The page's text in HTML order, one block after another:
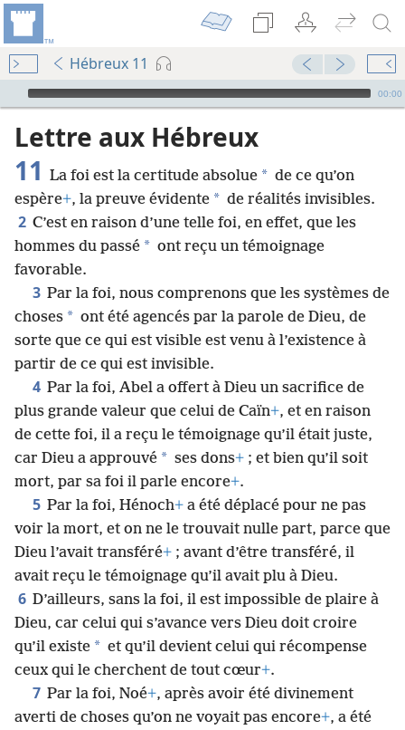
Hébreux 11
Audio Player
00:00
Lettre aux Hébreux
11 La foi est la certitude absolue * de ce qu’on
espère+, la preuve évidente * de réalités invisibles.
2 C’est en raison d’une telle foi, en effet, que les
hommes du passé * ont reçu un témoignage
favorable.
3 Par la foi, nous comprenons que les systèmes de
choses * ont été agencés par la parole de Dieu, de
sorte que ce qui est visible est venu à l’existence à
partir de ce qui est invisible.
4 Par la foi, Abel a offert à Dieu un sacrifice de
plus grande valeur que celui de Caïn+, et en raison
de cette foi, il a reçu le témoignage qu’il était juste,
car Dieu a approuvé * ses dons+ ; et bien qu’il soit
mort, par sa foi il parle encore+.
5 Par la foi, Hénoch+ a été déplacé pour ne pas
voir la mort, et on ne le trouvait nulle part, parce que
Dieu l’avait transféré+ ; avant d’être transféré, il
avait reçu le témoignage qu’il avait plu à Dieu.
6 D’ailleurs, sans la foi, il est impossible de plaire à
Dieu, car celui qui s’avance vers Dieu doit croire
qu’il existe * et qu’il devient celui qui récompense
ceux qui le cherchent de tout cœur+.
7 Par la foi, Noé+, après avoir été divinement
averti de choses qu’on ne voyait pas encore+, a été